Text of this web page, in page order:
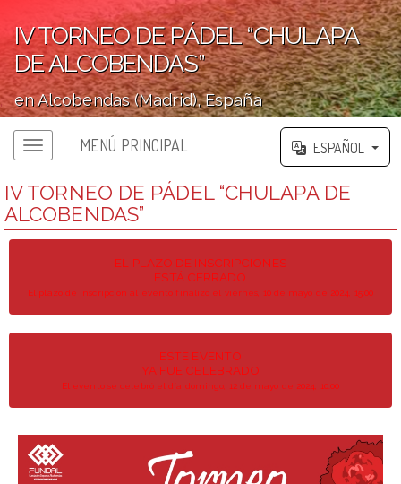
IV TORNEO DE PÁDEL “CHULAPA
DE ALCOBENDAS”
en Alcobendas (Madrid), España
';
Menú principalMENÚ PRINCIPAL ESPAÑOL
IV TORNEO DE PÁDEL “CHULAPA DE
ALCOBENDAS”
EL PLAZO DE INSCRIPCIONES
ESTÁ CERRADO
El plazo de inscripción al evento finalizó el viernes, 10 de mayo de 2024, 15:00
ESTE EVENTO
YA FUE CELEBRADO
El evento se celebró el día domingo, 12 de mayo de 2024, 10:00